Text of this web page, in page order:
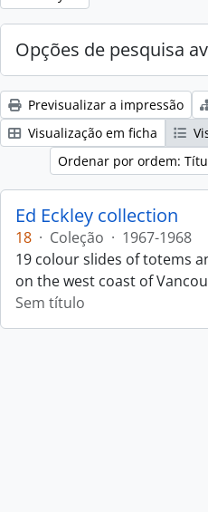
Opções de pesquisa
Previsualizar a impressão
Visualização em ficha
Ordenar por ordem:
Ed Eckley collection
18 · Coleção · 1967-1968
19 colour slides of totems
on the west coast of
Sem título